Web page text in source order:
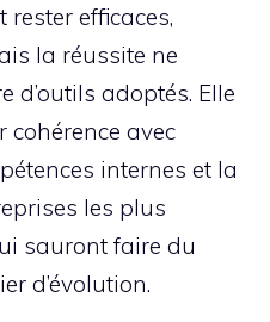
efficaces,
la réussite ne
d’outils adoptés. Elle
cohérence avec
internes et la
les plus
sauront faire du
d’évolution.